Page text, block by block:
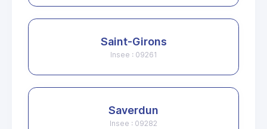
Saint-Girons
Insee : 09261
Saverdun
Insee : 09282